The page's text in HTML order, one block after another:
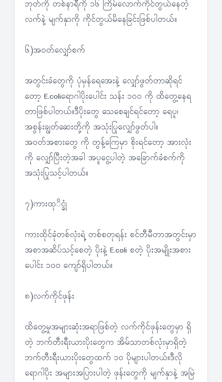
ဘုတ်ကို တစ်နာရီကို ၁၆ ကြိမ်လောက်ကိုင်တွယ်နေတဲ့
လက်နဲ့ မျက်နှာကို ကိုင်တွယ်မိနေခြင်းဖြစ်ပါတယ်။
၆)အဝတ်လျှော်စက်
အတွင်းခံတွေကို ပုံမှန်ရေအေးနဲ့ လျှော်ဖွတ်တာဆိုရင်
တော့ E.coliရောဂါပိုးပေါင်း သန်း ၁၀၀ ကို ထိတွေ့နေရ
တာဖြစ်ပါတယ်။ဒီပိုးတွေ သေစေချင်ရင်တော့ ရေပူ၊
အစွန်းချွတ်ဆေးတို့ကို အသုံးပြုလျှော်ဖွတ်ပါ။
အဝတ်အစားတွေ ကို တွန့်ကြေမှာ စိုးရင်တော့ အားလုံး
ကို လျှော်ပြီးတဲ့အခါ အပူငွေ့ပါတဲ့ အခြောက်ခံစက်ကို
အသုံးပြုသင့်ပါတယ်။
၇)ကားထုိင္ခုံ
ကားထိုင်ခုံတစ်လုံးရဲ့ တစ်စတုရန်း စင်တီမီတာအတွင်းမှာ
အစာအဆိပ်သင့်စေတဲ့ ပိုးနဲ့ E.coli စတဲ့ ပိုးအမျိုးအစား
ပေါင်း ၁၀၀ ကျော်ရှိပါတယ်။
၈)လက်ကိုင်ဖုန်း
ထိတွေ့မှုအများဆုံးအရာဖြစ်တဲ့ လက်ကိုင်ဖုန်းတွေမှာ ရှိ
တဲ့ ဘက်တီးရီးယားပိုးတွေက အိမ်သာတစ်လုံးမှာရှိတဲ့
ဘက်တီးရီးယားပိုးတွေထက် ၁၀ ပိုများပါတယ်။ဒီလို
ရောဂါပိုး အများအပြားပါတဲ့ ဖုန်းတွေကို မျက်နှာနဲ့ အမြဲ